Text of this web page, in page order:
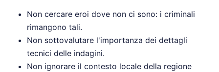
Non cercare eroi dove non ci sono: i criminali
rimangono tali.
Non sottovalutare l'importanza dei dettagli
tecnici delle indagini.
Non ignorare il contesto locale della regione